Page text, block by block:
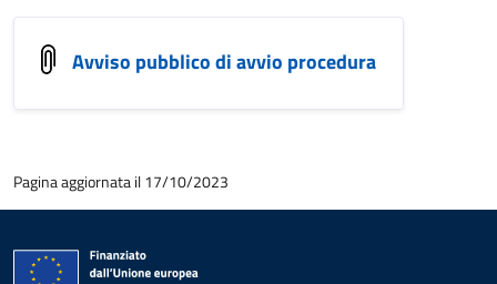
Avviso pubblico di avvio procedura
Pagina aggiornata il 17/10/2023